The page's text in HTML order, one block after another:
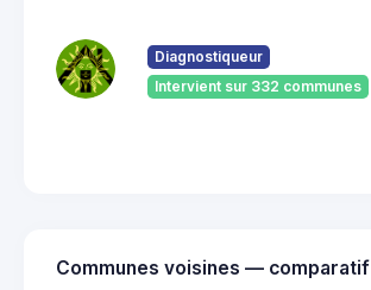
Diagnostiqueur
Intervient sur 332 communes
Communes voisines — comparatif